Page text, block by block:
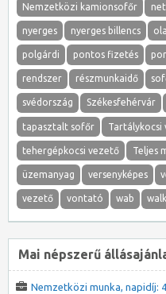
Nemzetközi kamionsofőr
nyerges nyerges billencs
polgárdi pontos fizetés
rendszer részmunkaidő
svédország Székesfehérvár
tapasztalt sofőr Tartálykocsi
tehergépkocsi vezető Teljes
üzemanyag versenyképes
vezető vontató wab
Mai népszerű
Nemzetközi munka, napidíj: